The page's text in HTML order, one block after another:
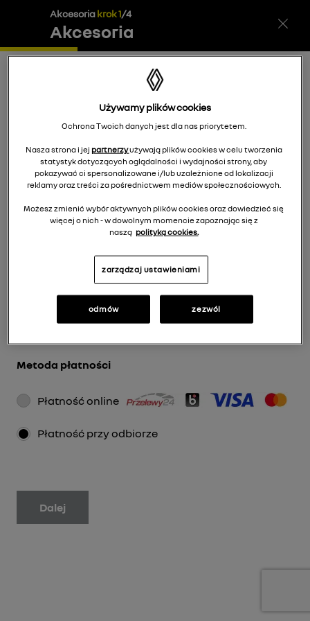
Akcesoriakrok1/4
Akcesoria
Wybierz sposób dostawy i rodzaj
płatności
Wybrany dealer nie obsługuje płatności internetowych.
Płatność jest możliwa tylko przy odbiorze osobistym u
dealera. Aby dokonać płatności internetowej, wybierz innego
Odbiór osobisty
Metoda płatności
Płatność online
Płatność przy odbiorze
Dalej
Używamy plików cookies
Ochrona Twoich danych jest dla nas priorytetem.
Nasza strona i jej partnerzyużywają plików cookies w celu tworzenia
statystyk dotyczących oglądalności i wydajności strony, aby
pokazywać ci spersonalizowane i/lub uzależnione od lokalizacji
reklamy oraz treści za pośrednictwem mediów społecznościowych.
Możesz zmienić wybór aktywnych plików cookies oraz dowiedzieć się
więcej o nich - w dowolnym momencie zapoznając się z
naszą polityką cookies.
zarządzaj ustawieniami
odmów zezwól